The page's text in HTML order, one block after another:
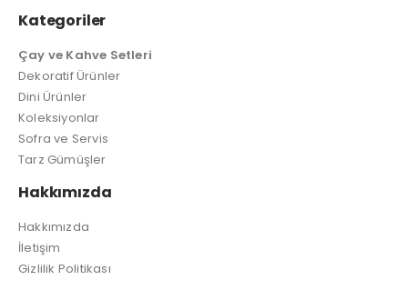
Kategoriler
Çay ve Kahve Setleri
Dekoratif Ürünler
Dini Ürünler
Koleksiyonlar
Sofra ve Servis
Tarz Gümüşler
Hakkımızda
Hakkımızda
İletişim
Gizlilik Politikası